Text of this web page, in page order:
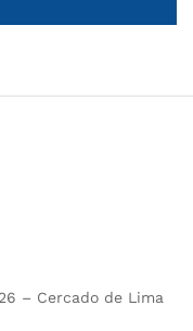
– Cercado de Lima